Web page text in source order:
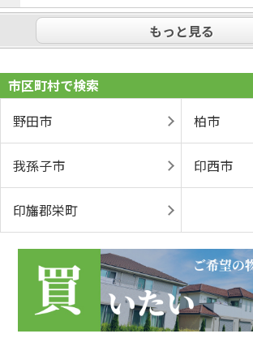
もっと見る
市区町村で検索
野田市
柏市
我孫子市 印西市
印旛郡栄町